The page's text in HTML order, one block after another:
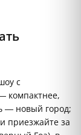
с
компактнее,
— новый город;
приезжайте за